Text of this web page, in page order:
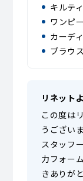
キルテ
ワンピ
カーデ
ブラウス
リネット
この度は
うござい
スタッフ
力フォー
きありが